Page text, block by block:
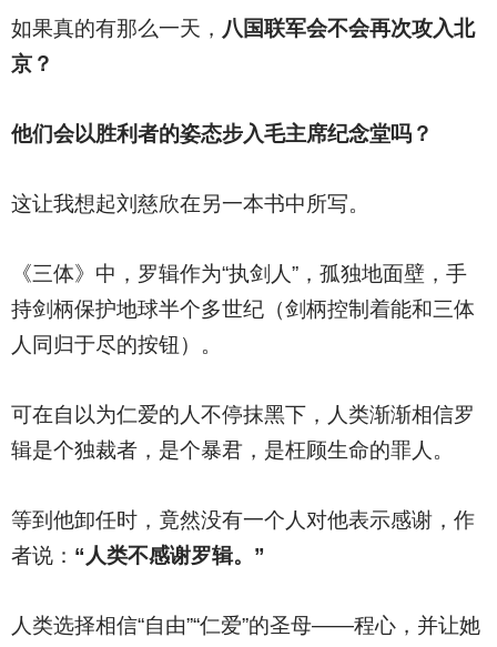
如果真的有那么一天， 八国联军会不会再次攻入北
京？
他们会以胜利者的姿态步入毛主席纪念堂吗？
这让我想起刘慈欣在另一本书中所写。
《三体》中，罗辑作为“执剑人”，孤独地面壁，手
持剑柄保护地球半个多世纪（剑柄控制着能和三体
人同归于尽的按钮）。
可在自以为仁爱的人不停抹黑下，人类渐渐相信罗
辑是个独裁者，是个暴君，是枉顾生命的罪人。
等到他卸任时，竟然没有一个人对他表示感谢，作
者说： “人类不感谢罗辑。”
人类选择相信“自由”“仁爱”的圣母——程心，并让她